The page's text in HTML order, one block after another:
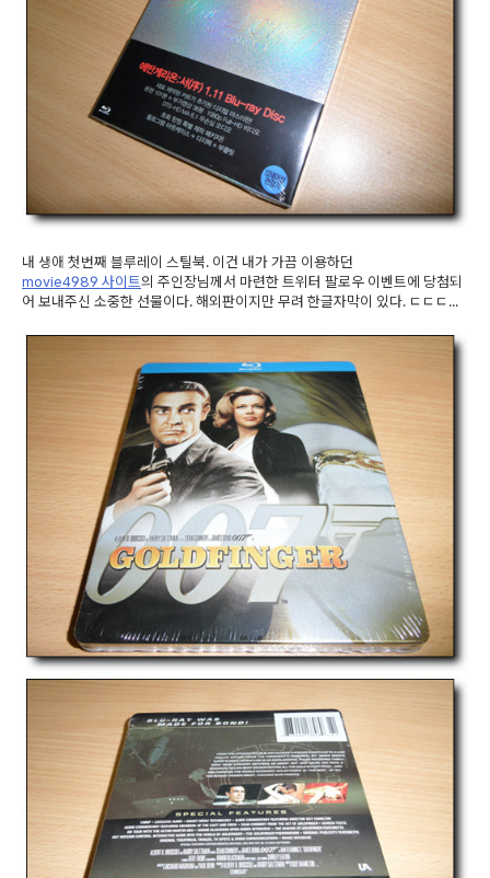
내 생애 첫번째 블루레이 스틸북. 이건 내가 가끔 이용하던
movie4989 사이트의 주인장님께서 마련한 트위터 팔로우 이벤트에 당첨되
어 보내주신 소중한 선물이다. 해외판이지만 무려 한글자막이 있다. ㄷㄷㄷ...